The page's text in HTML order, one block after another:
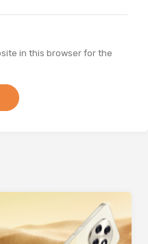
in this browser for the